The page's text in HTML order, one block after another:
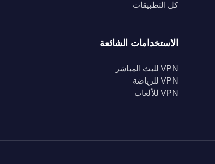
كل التطبيقات
الاستخدامات الشائعة
VPN للبث المباشر
VPN للرياضة
VPN للألعاب